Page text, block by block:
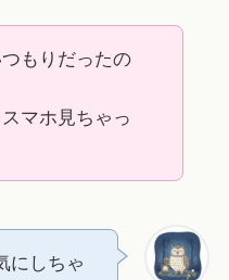
もりだったの
マホ見ちゃっ
にしちゃ